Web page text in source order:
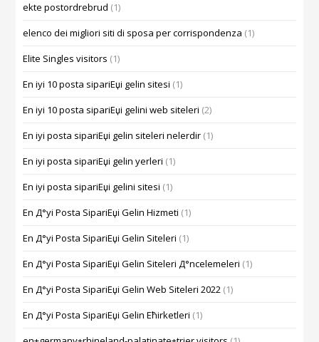
ekte postordrebrud (1)
elenco dei migliori siti di sposa per corrispondenza (1)
Elite Singles visitors (1)
En iyi 10 posta sipariЕџi gelin sitesi (1)
En iyi 10 posta sipariЕџi gelini web siteleri (2)
En iyi posta sipariЕџi gelin siteleri nelerdir (1)
En iyi posta sipariЕџi gelin yerleri (1)
En iyi posta sipariЕџi gelini sitesi (1)
En Д°yi Posta SipariЕџi Gelin Hizmeti (1)
En Д°yi Posta SipariЕџi Gelin Siteleri (1)
En Д°yi Posta SipariЕџi Gelin Siteleri Д°ncelemeleri (1)
En Д°yi Posta SipariЕџi Gelin Web Siteleri 2022 (1)
En Д°yi Posta SipariЕџi Gelin Ећirketleri (1)